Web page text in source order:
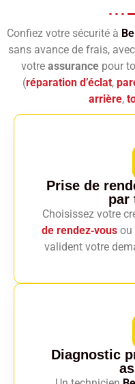
Confiez votre sécurité à
sans avance de frais,
votre assurancepour
(réparation d’éclat,
arrière,
Prise de
par
Choisissez votre
de rendez‑vousou
valident votre
Diagnostic